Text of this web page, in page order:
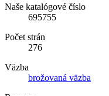
Naše katalógové číslo
695755
Počet strán
276
Väzba
brožovaná väzba